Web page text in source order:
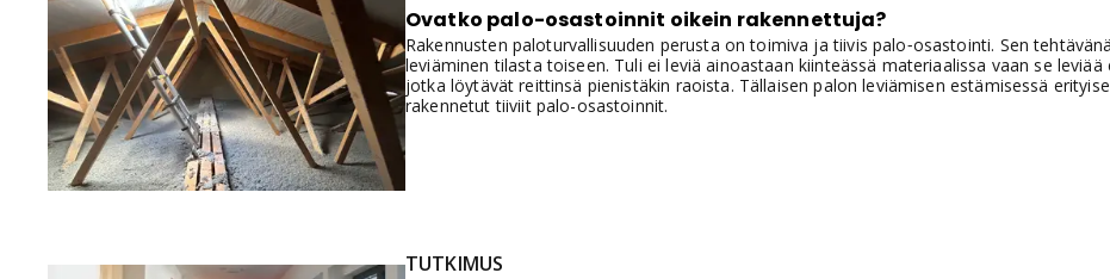
Ovatko palo-osastoinnit oikein rakennettuja?
Rakennusten paloturvallisuuden perusta on toimiva ja tiivis palo‑osastointi. Sen
leviäminen tilasta toiseen. Tuli ei leviä ainoastaan kiinteässä materiaalissa vaan se
jotka löytävät reittinsä pienistäkin raoista. Tällaisen palon leviämisen estämisessä
rakennetut tiiviit palo-osastoinnit.
TUTKIMUS